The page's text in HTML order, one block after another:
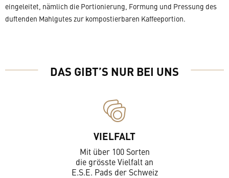
eingeleitet, nämlich die Portionierung, Formung und Pressung des
duftenden Mahlgutes zur kompostierbaren Kaffeeportion.
DAS GIBT’S NUR BEI UNS
VIELFALT
Mit über 100 Sorten
die grösste Vielfalt an
E.S.E. Pads der Schweiz